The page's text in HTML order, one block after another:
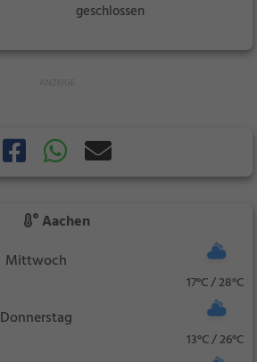
geschlossen
Aachen
Mittwoch
17°C / 28°C
Donnerstag
13°C / 26°C